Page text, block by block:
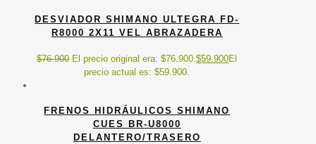
DESVIADOR SHIMANO ULTEGRA FD-
R8000 2X11 VEL ABRAZADERA
$76.900 El precio original era: $76.900.$59.900El
precio actual es: $59.900.
FRENOS HIDRÁULICOS SHIMANO
CUES BR-U8000
DELANTERO/TRASERO